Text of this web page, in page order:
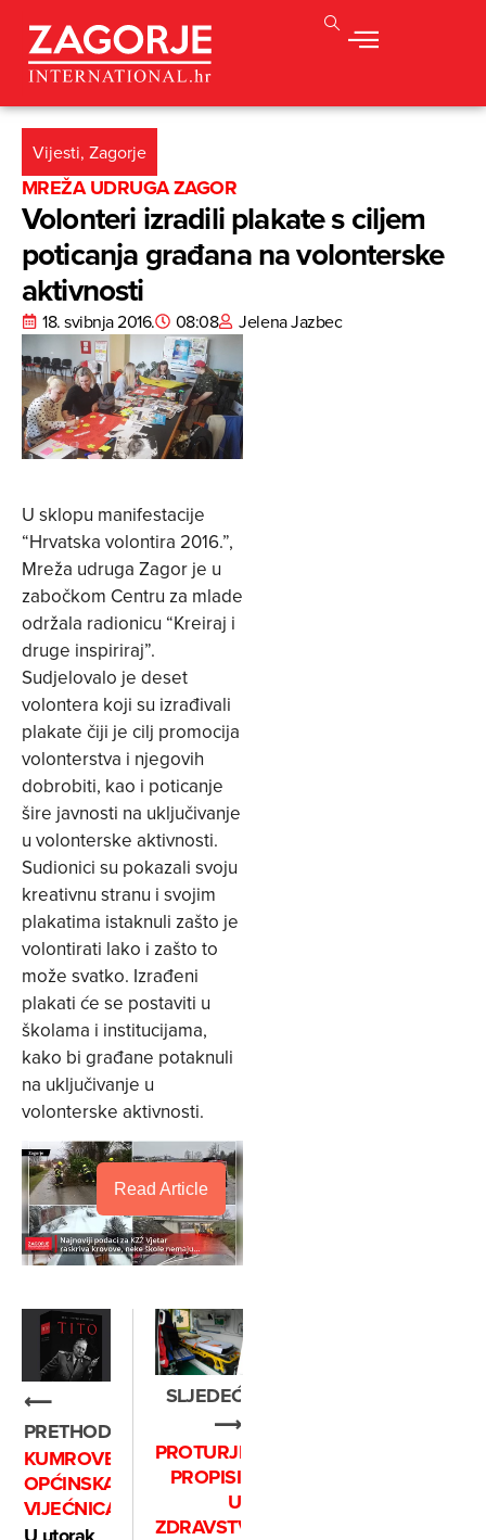
Vijesti, Zagorje
MREŽA UDRUGA ZAGOR
Volonteri izradili plakate s ciljem
poticanja građana na volonterske
aktivnosti
18. svibnja 2016. 08:08 Jelena Jazbec
U sklopu manifestacije
“Hrvatska volontira 2016.”,
Mreža udruga Zagor je u
zabočkom Centru za mlade
održala radionicu “Kreiraj i
druge inspiriraj”.
Sudjelovalo je deset
volontera koji su izrađivali
plakate čiji je cilj promocija
volonterstva i njegovih
dobrobiti, kao i poticanje
šire javnosti na uključivanje
u volonterske aktivnosti.
Sudionici su pokazali svoju
kreativnu stranu i svojim
plakatima istaknuli zašto je
volontirati lako i zašto to
može svatko. Izrađeni
plakati će se postaviti u
školama i institucijama,
kako bi građane potaknuli
na uključivanje u
volonterske aktivnosti.
Read Article
⟵
PRETHODNO
KUMROVEČKA
OPĆINSKA
VIJEĆNICA
SLJEDEĆE
⟶
PROTURJEČNI
PROPISI
U
ZDRAVSTVU